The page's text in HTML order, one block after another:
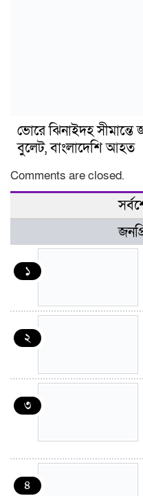
ভোরে ঝিনাইদহ
বুলেট, বাংলাদেশি আহত
Comments are closed.
১
২
৩
৪